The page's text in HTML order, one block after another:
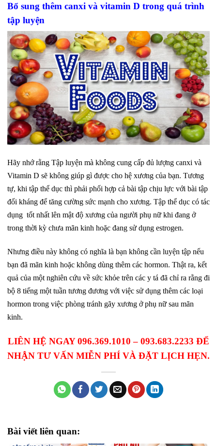
Bổ sung thêm canxi và vitamin D trong quá trình
tập luyện
Hãy nhớ rằng Tập luyện mà không cung cấp đủ lượng canxi và
Vitamin D sẽ không giúp gì được cho hệ xương của bạn. Tương
tự, khi tập thể dục thì phải phối hợp cả bài tập chịu lực với bài tập
đối kháng để tăng cường sức mạnh cho xương. Tập thể dục có tác
dụng tốt nhất lên mật độ xương của người phụ nữ khi đang ở
trong thời kỳ chưa mãn kinh hoặc đang sử dụng estrogen.
Nhưng điều này không có nghĩa là bạn không cần luyện tập nếu
bạn đã mãn kinh hoặc không dùng thêm các hormon. Thật ra, kết
quả của một nghiên cứu về sức khỏe trên các y tá đã chỉ ra rằng đi
bộ 8 tiếng một tuần tương đương với việc sử dụng thêm các loại
hormon trong việc phòng tránh gãy xương ở phụ nữ sau mãn
kinh.
LIÊN HỆ NGAY 096.369.1010 – 093.683.2233 ĐỂ
NHẬN TƯ VẤN MIỄN PHÍ VÀ ĐẶT LỊCH HẸN.
Bài viết liên quan: